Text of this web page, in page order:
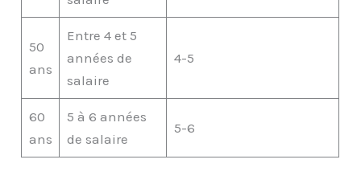
50
ans
Entre 4 et 5
années de
salaire
4-5
60
ans
5 à 6 années
de salaire
5-6